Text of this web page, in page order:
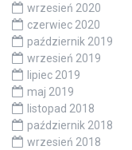
wrzesień 2020
czerwiec 2020
październik 2019
wrzesień 2019
lipiec 2019
maj 2019
listopad 2018
październik 2018
wrzesień 2018